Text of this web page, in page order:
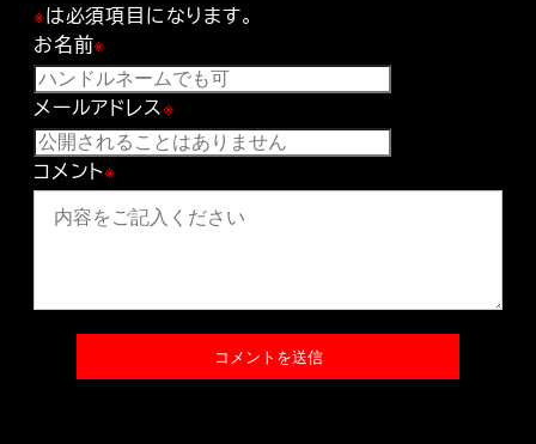
※は必須項目になります。
お名前※
メールアドレス※
コメント※